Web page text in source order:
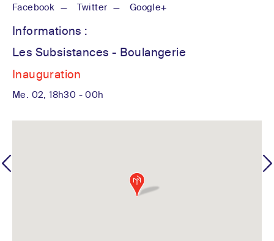
Facebook
Twitter Google+
Les Subsistances - Boulangerie
Inauguration
Me. 02, 18h30 - 00h